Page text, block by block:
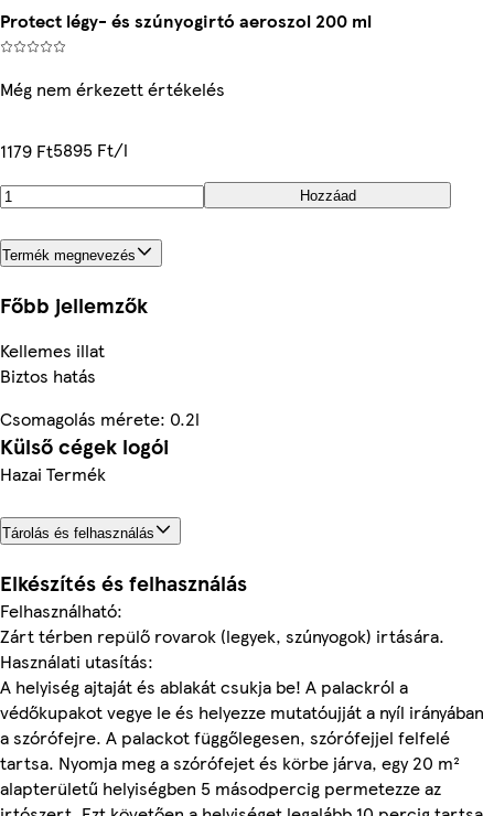
Protect légy- és szúnyogirtó aeroszol 200 ml
Még nem érkezett értékelés
1179 Ft5895 Ft/l
Hozzáad
Termék megnevezés
Főbb jellemzők
Kellemes illat
Biztos hatás
Csomagolás mérete: 0.2l
Külső cégek logói
Hazai Termék
Tárolás és felhasználás
Elkészítés és felhasználás
Felhasználható:
Zárt térben repülő rovarok (legyek, szúnyogok) irtására.
Használati utasítás:
A helyiség ajtaját és ablakát csukja be! A palackról a
védőkupakot vegye le és helyezze mutatóujját a nyíl irányában
a szórófejre. A palackot függőlegesen, szórófejjel felfelé
tartsa. Nyomja meg a szórófejet és körbe járva, egy 20 m²
alapterületű helyiségben 5 másodpercig permetezze az